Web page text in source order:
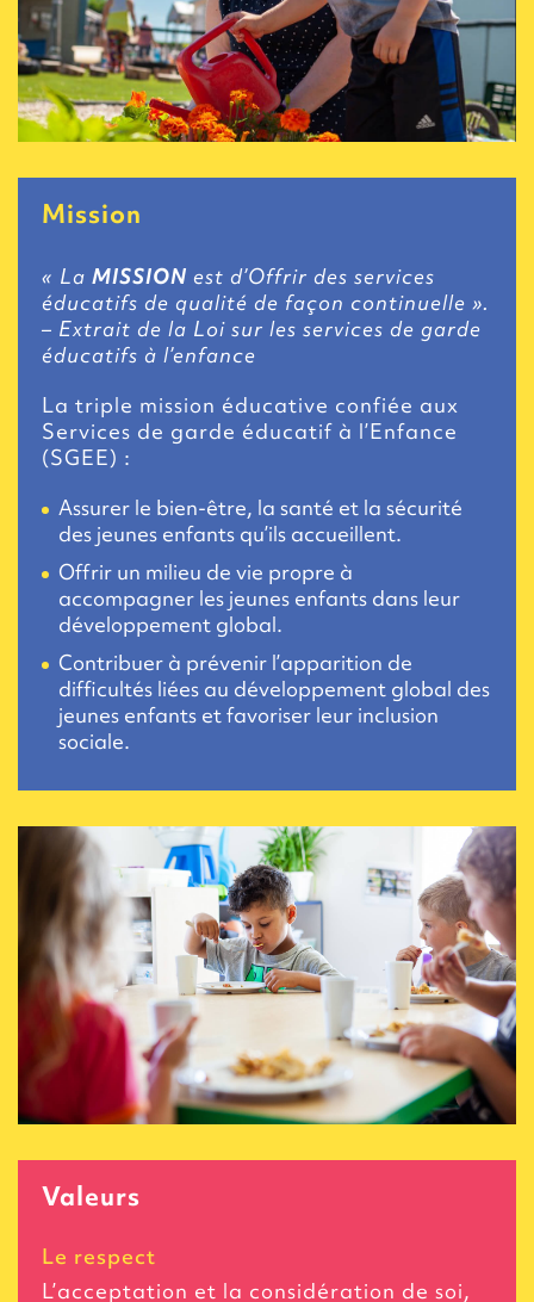
Mission
« La MISSION est d’Offrir des services
éducatifs de qualité de façon continuelle ».
– Extrait de la Loi sur les services de garde
éducatifs à l’enfance
La triple mission éducative confiée aux
Services de garde éducatif à l’Enfance
(SGEE) :
Assurer le bien-être, la santé et la sécurité
des jeunes enfants qu’ils accueillent.
Offrir un milieu de vie propre à
accompagner les jeunes enfants dans leur
développement global.
Contribuer à prévenir l’apparition de
difficultés liées au développement global des
jeunes enfants et favoriser leur inclusion
sociale.
Valeurs
Le respect
L’acceptation et la considération de soi,